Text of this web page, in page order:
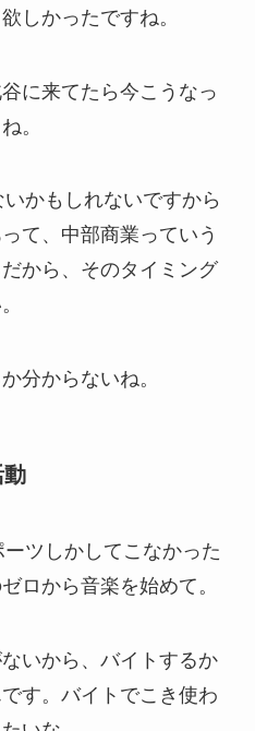
しかったですね。
に来てたら今こうなっ
。
かもしれないですから
て、中部商業っていう
から、そのタイミング
分からないね。
動
ツしかしてこなかった
ロから音楽を始めて。
いから、バイトするか
す。バイトでこき使わ